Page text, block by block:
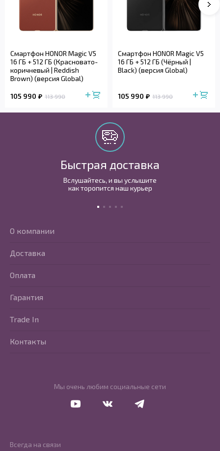
Смартфон HONOR Magic V5
16 ГБ + 512 ГБ (Красновато-
коричневый | Reddish
Brown) (версия Global)
105 990 113 990
Смартфон HONOR Magic V5
16 ГБ + 512 ГБ (Чёрный |
Black) (версия Global)
105 990 113 990
Быстрая доставка
Вслушайтесь, и вы услышите
как торопится наш курьер
Мы очень любим социальные сети
О компании
Доставка
Оплата
Гарантия
Trade In
Контакты
Всегда на связи